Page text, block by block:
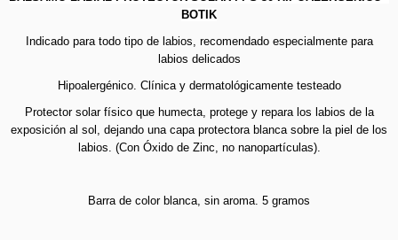
BOTIK
Indicado para todo tipo de labios, recomendado especialmente para
labios delicados
Hipoalergénico. Clínica y dermatológicamente testeado
Protector solar físico que humecta, protege y repara los labios de la
exposición al sol, dejando una capa protectora blanca sobre la piel de los
labios. (Con Óxido de Zinc, no nanopartículas).
Barra de color blanca, sin aroma. 5 gramos